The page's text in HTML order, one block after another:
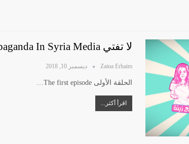
لا تفتي Journalism VS Propaganda In Syria Media
Zaina Erhaim ديسمبر 10, 2018
الحلقة الأولى The first episode …
اقرأ أكثر...